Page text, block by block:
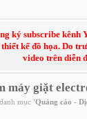
ký subscribe kênh
kế đồ họa. Do
video trên diễn
máy giặt
mục 'Quảng cáo -